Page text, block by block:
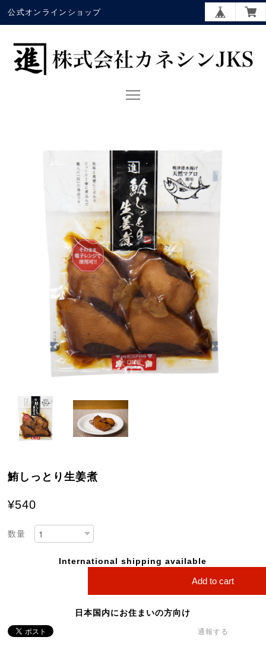
公式オンラインショップ
鮪しっとり生姜煮
¥540
数量
International shipping available
Add to cart
日本国内にお住まいの方向け
通報する